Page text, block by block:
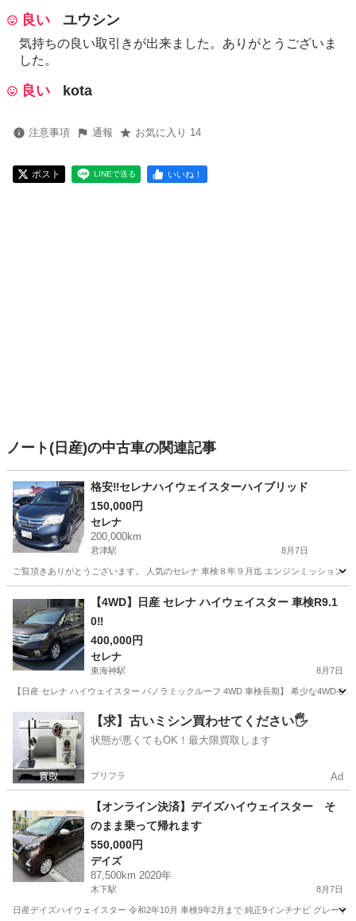
良い ユウシン
気持ちの良い取引きが出来ました。ありがとうございま
した。
良い kota
注意事項 通報 お気に入り 14
ポスト LINEで送る いいね！
ノート(日産)の中古車の関連記事
格安‼️セレナハイウェイスターハイブリッド
150,000円
セレナ
200,000km
君津駅 8月7日
ご覧頂きありがとうございます。 人気のセレナ 車検８年９月迄 エンジンミッション好
君津駅 セレナ ミッション
【4WD】日産 セレナ ハイウェイスター 車検R9.1
0‼️
400,000円
セレナ
東海神駅 8月7日
【日産 セレナ ハイウェイスター パノラミックルーフ 4WD 車検長期】 希少な4WD
千葉 船橋市 東海神駅 セレナ パノラミックルーフ
【求】古いミシン買わせてください🖐️
状態が悪くてもOK！最大限買取します
プリフラ Ad
【オンライン決済】デイズハイウェイスター そ
のまま乗って帰れます
550,000円
デイズ
87,500km 2020年
木下駅 8月7日
日産デイズハイウェイスター 令和2年10月 車検9年2月まで 純正9インチナビ グレー